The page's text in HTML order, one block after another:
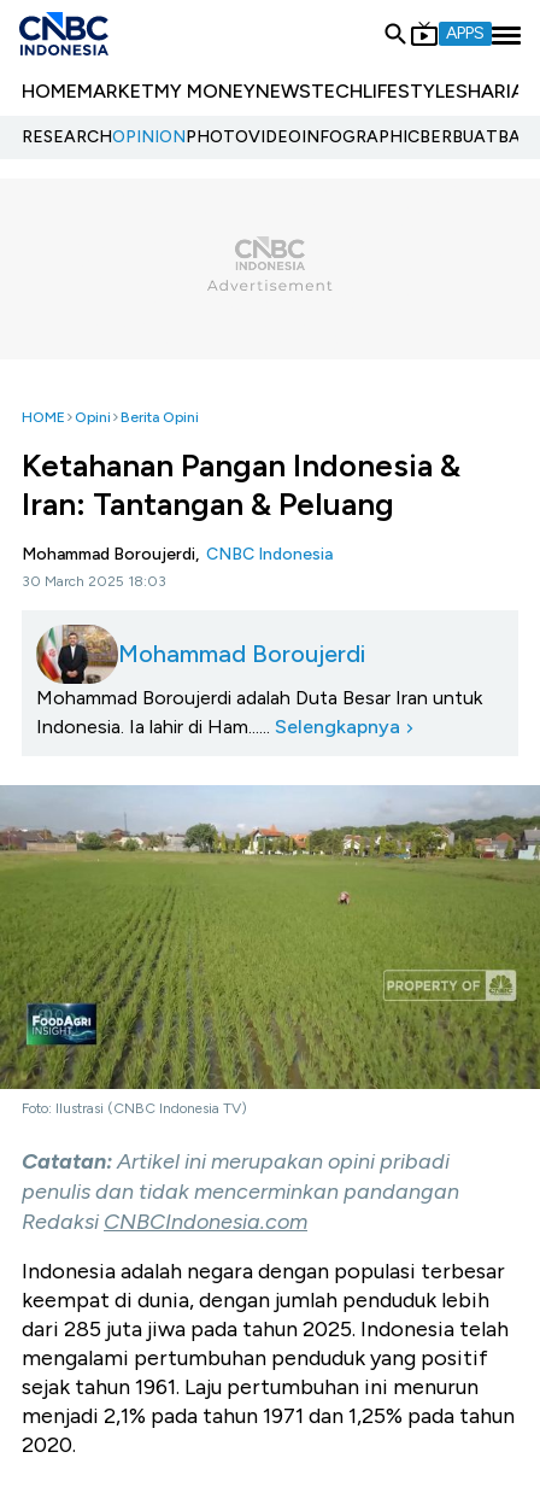
APPS
HOMEMARKETMY MONEYNEWSTECHLIFESTYLESHARIA
RESEARCHOPINIONPHOTOVIDEOINFOGRAPHIC
HOME Opini Berita Opini
Ketahanan Pangan Indonesia &
Iran: Tantangan & Peluang
Mohammad Boroujerdi, CNBC Indonesia
30 March 2025 18:03
Mohammad Boroujerdi
Mohammad Boroujerdi adalah Duta Besar Iran untuk
Indonesia. Ia lahir di Ham...... Selengkapnya
Foto: Ilustrasi (CNBC Indonesia TV)
Catatan:Artikel ini merupakan opini pribadi
penulis dan tidak mencerminkan pandangan
Redaksi CNBCIndonesia.com
Indonesia adalah negara dengan populasi terbesar
keempat di dunia, dengan jumlah penduduk lebih
dari 285 juta jiwa pada tahun 2025. Indonesia telah
mengalami pertumbuhan penduduk yang positif
sejak tahun 1961. Laju pertumbuhan ini menurun
menjadi 2,1% pada tahun 1971 dan 1,25% pada tahun
2020.